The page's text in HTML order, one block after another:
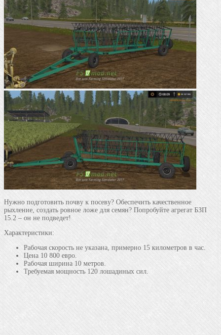
Нужно подготовить почву к посеву? Обеспечить качественное
рыхление, создать ровное ложе для семян? Попробуйте агрегат БЗП
15.2 – он не подведет!
Характеристики:
Рабочая скорость не указана, примерно 15 километров в час.
Цена 10 800 евро.
Рабочая ширина 10 метров.
Требуемая мощность 120 лошадиных сил.